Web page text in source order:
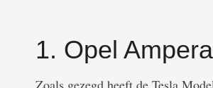
1. Opel
Zoals gezegd heeft de Tesla